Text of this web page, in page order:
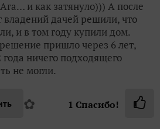
и как затянуло))) А после
владений дачей решили, что
и в том году купили дом.
пришло через 6 лет,
года ничего подходящего
не могли.
✿ 1 Спасибо!